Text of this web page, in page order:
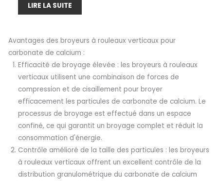
LIRE LA SUITE
Avantages des broyeurs à rouleaux verticaux pour
carbonate de calcium :
Efficacité de broyage élevée : les broyeurs à rouleaux
verticaux utilisent une combinaison de forces de
compression et de cisaillement pour broyer
efficacement les particules de carbonate de calcium. Le
processus de broyage est effectué dans un espace
confiné, ce qui garantit un broyage complet et réduit la
consommation d'énergie.
Contrôle amélioré de la taille des particules : les broyeurs
à rouleaux verticaux offrent un excellent contrôle de la
distribution granulométrique du carbonate de calcium